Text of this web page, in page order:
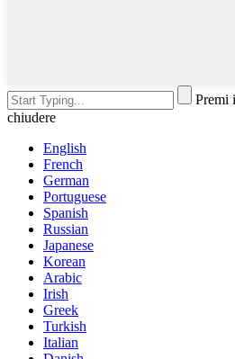
Premi
chiudere
English
French
German
Portuguese
Spanish
Russian
Japanese
Korean
Arabic
Irish
Greek
Turkish
Italian